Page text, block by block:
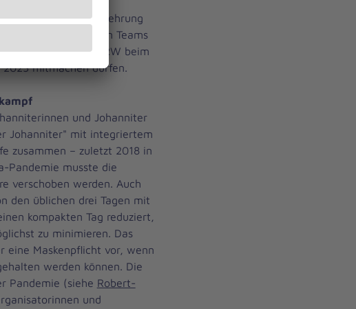
Bei der Siegerehrung
der angetretenen Teams
Landesverband NRW beim
mitmachen dürfen.
und Johanniter
Johanniter" mit integriertem
zusammen – zuletzt 2018 in
Pandemie musste die
verschoben werden. Auch
den üblichen drei Tagen mit
kompakten Tag reduziert,
zu minimieren. Das
eine Maskenpflicht vor, wenn
werden können. Die
Pandemie (siehe Robert-
und